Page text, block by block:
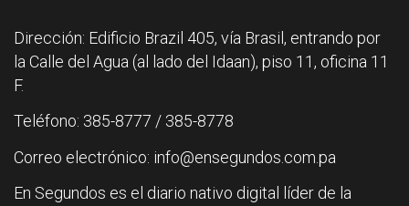
Dirección: Edificio Brazil 405, vía Brasil, entrando por
la Calle del Agua (al lado del Idaan), piso 11, oficina 11
F.
Teléfono: 385-8777 / 385-8778
Correo electrónico: info@ensegundos.com.pa
En Segundos es el diario nativo digital líder de la